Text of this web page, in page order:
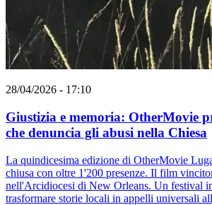
28/04/2026 - 17:10
Giustizia e memoria: OtherMovie
che denuncia gli abusi nella Chiesa
La quindicesima edizione di OtherMovie
chiusa con oltre 1'200 presenze. Il film
nell'Arcidiocesi di New Orleans. Un festival
trasformare storie locali in appelli universali